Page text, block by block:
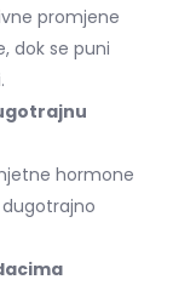
promjene
dok se puni
hormone